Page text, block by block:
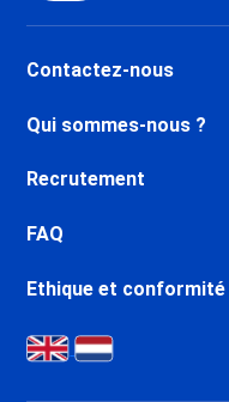
Dernière
Dernière
Contactez-nous
Qui sommes-nous ?
Recrutement
FAQ
Ethique et conformité